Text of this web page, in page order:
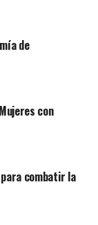
de
con
combatir la